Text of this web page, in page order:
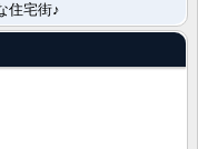
住宅街♪